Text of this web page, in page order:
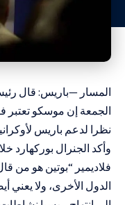
المسار —باريس: قال
الجمعة إن موسكو تعتبر
نظرا لدعم باريس
وأكد الجنرال
فلاديمير “بوتين هو من
الدول الأخرى، ولا يعني